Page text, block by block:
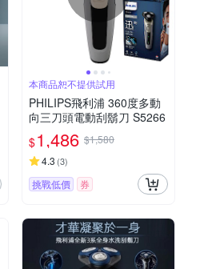
本商品恕不提供試用
PHILIPS飛利浦 360度多動
向三刀頭電動刮鬍刀 S5266
$1,486 $1,580
4.3 (3)
挑戰低價 券